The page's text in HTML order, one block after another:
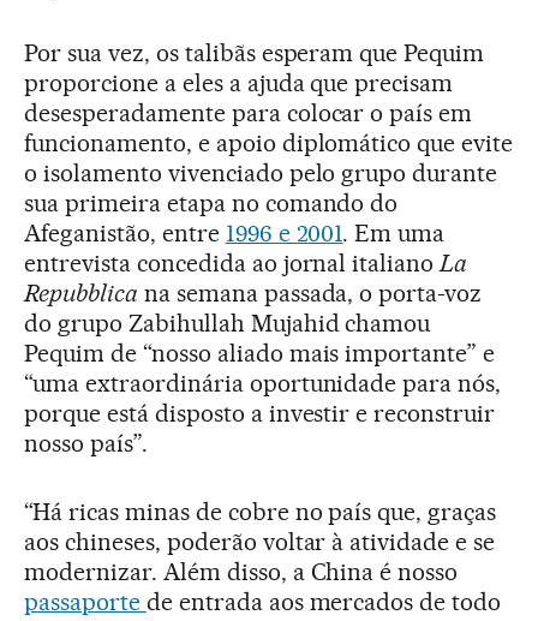
Por sua vez, os talibãs esperam que Pequim
proporcione a eles a ajuda que precisam
desesperadamente para colocar o país em
funcionamento, e apoio diplomático que evite
o isolamento vivenciado pelo grupo durante
sua primeira etapa no comando do
Afeganistão, entre 1996 e 2001. Em uma
entrevista concedida ao jornal italiano La
Repubblica na semana passada, o porta-voz
do grupo Zabihullah Mujahid chamou
Pequim de “nosso aliado mais importante” e
“uma extraordinária oportunidade para nós,
porque está disposto a investir e reconstruir
nosso país”.
“Há ricas minas de cobre no país que, graças
aos chineses, poderão voltar à atividade e se
modernizar. Além disso, a China é nosso
passaporte de entrada aos mercados de todo